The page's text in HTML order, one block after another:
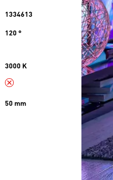
1334613
120 °
3000 K
50 mm